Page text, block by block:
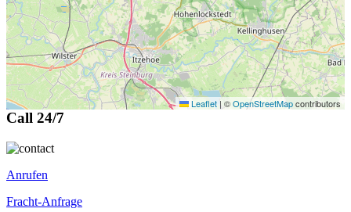
Leaflet | ©OpenStreetMapcontributors
Call 24/7
Anrufen
Fracht-Anfrage